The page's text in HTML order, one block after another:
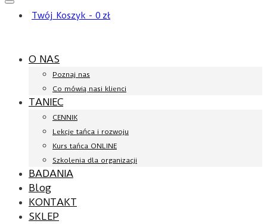
Twój Koszyk - 0 zł
O NAS
Poznaj nas
Co mówią nasi klienci
TANIEC
CENNIK
Lekcje tańca i rozwoju
Kurs tańca ONLINE
Szkolenia dla organizacji
BADANIA
Blog
KONTAKT
SKLEP